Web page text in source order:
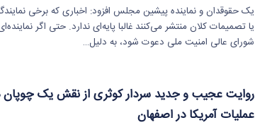
یک حقوقدان و نماینده پیشین مجلس افزود: اخباری که برخی
یا تصمیمات کلان منتشر می‌کنند غالبا پایه‌ای ندارد. حتی اگر
شورای عالی امنیت ملی دعوت شود، به دلیل…
روایت عجیب و جدید سردار کوثری از نقش یک چوپان
عملیات آمریکا در اصفهان